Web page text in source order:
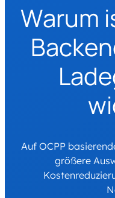
Warum
Auf OCPP
größere